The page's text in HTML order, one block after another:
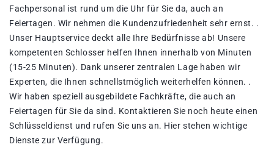
Fachpersonal ist rund um die Uhr für Sie da, auch an
Feiertagen. Wir nehmen die Kundenzufriedenheit sehr ernst. .
Unser Hauptservice deckt alle Ihre Bedürfnisse ab! Unsere
kompetenten Schlosser helfen Ihnen innerhalb von Minuten
(15-25 Minuten). Dank unserer zentralen Lage haben wir
Experten, die Ihnen schnellstmöglich weiterhelfen können. .
Wir haben speziell ausgebildete Fachkräfte, die auch an
Feiertagen für Sie da sind. Kontaktieren Sie noch heute einen
Schlüsseldienst und rufen Sie uns an. Hier stehen wichtige
Dienste zur Verfügung.